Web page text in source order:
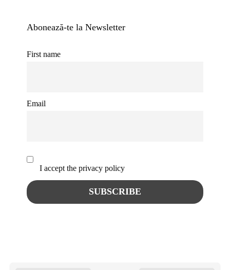
Abonează-te la Newsletter
First name
Email
I accept the privacy policy